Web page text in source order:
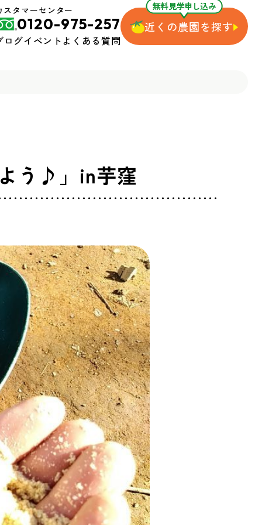
スタマーセンター
0120-975-257
ログイベントよくある質問
無料見学申し込み
近くの農園を探す
う♪」in芋窪